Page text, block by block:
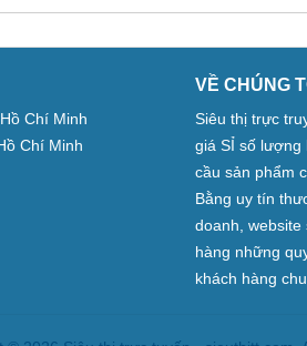
Chí Minh
Chí Minh
VỀ CHÚNG
Siêu thị trực
giá SỈ số lượng
cầu sản phẩm
Bằng uy tín
doanh, website
hàng những
khách hàng